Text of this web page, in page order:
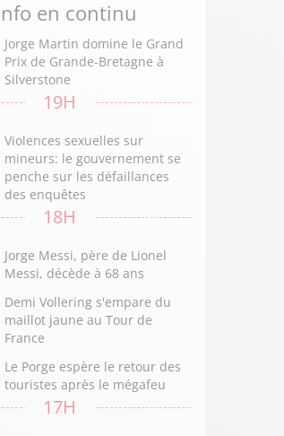
en continu
Jorge Martin domine le Grand
Prix de Grande-Bretagne à
Silverstone
19H
Violences sexuelles sur
mineurs: le gouvernement se
penche sur les défaillances
des enquêtes
18H
Jorge Messi, père de Lionel
Messi, décède à 68 ans
Demi Vollering s'empare du
maillot jaune au Tour de
France
Le Porge espère le retour des
touristes après le mégafeu
17H